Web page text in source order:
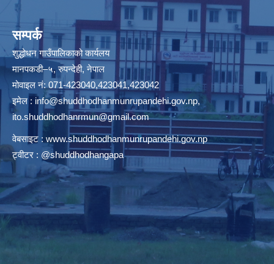
सम्पर्क
शुद्धोधन गाउँपालिकाको कार्यलय
मानपकडी–५, रुपन्देही, नेपाल
मोवाइल नं: 071-423040,423041,423042
इमेल : info@shuddhodhanmunrupandehi.gov.np,
ito.shuddhodhanrmun@gmail.com
वेबसाइट : www.shuddhodhanmunrupandehi.gov.np
ट्वीटर : @shuddhodhangapa